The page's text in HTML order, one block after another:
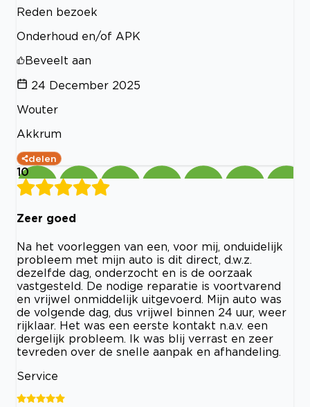
Reden bezoek
Onderhoud en/of APK
Beveelt aan
24 December 2025
Wouter
Akkrum
delen
10
Zeer goed
Na het voorleggen van een, voor mij, onduidelijk
probleem met mijn auto is dit direct, d.w.z.
dezelfde dag, onderzocht en is de oorzaak
vastgesteld. De nodige reparatie is voortvarend
en vrijwel onmiddelijk uitgevoerd. Mijn auto was
de volgende dag, dus vrijwel binnen 24 uur, weer
rijklaar. Het was een eerste kontakt n.a.v. een
dergelijk probleem. Ik was blij verrast en zeer
tevreden over de snelle aanpak en afhandeling.
Service